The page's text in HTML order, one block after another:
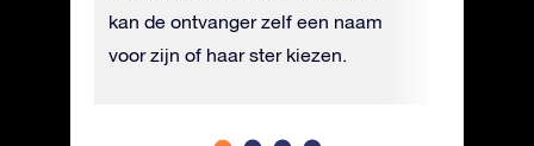
kan de ontvanger zelf een naam
voor zijn of haar ster kiezen.